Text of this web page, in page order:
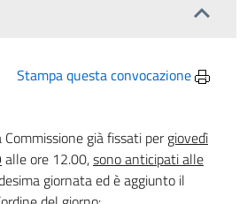
Stampa questa convocazione
già fissati pergiovedì
alle ore 12.00,sono anticipati alle
giornata ed è aggiunto il